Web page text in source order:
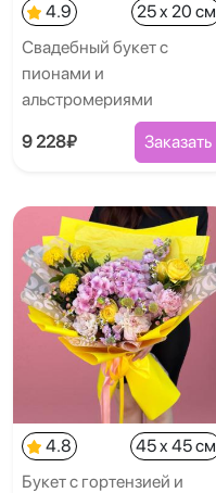
4.9
25 x 20 см
Свадебный букет с
пионами и
альстромериями
9 228₽ Заказать
4.8
45 x 45 см
Букет с гортензией и